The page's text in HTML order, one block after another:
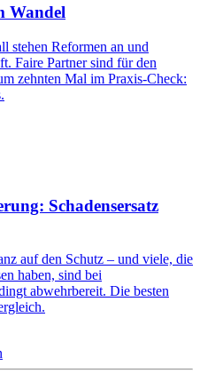
Wandel
stehen Reformen an und
Faire Partner sind für den
zehnten Mal im Praxis-Check:
Schadensersatz
auf den Schutz – und viele, die
haben, sind bei
abwehrbereit. Die besten